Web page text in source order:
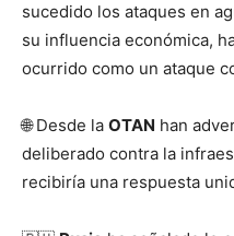
sucedido los ataques en
su influencia económica,
ocurrido como un ataque
🌐 Desde la OTAN han
deliberado contra la
recibiría una respuesta